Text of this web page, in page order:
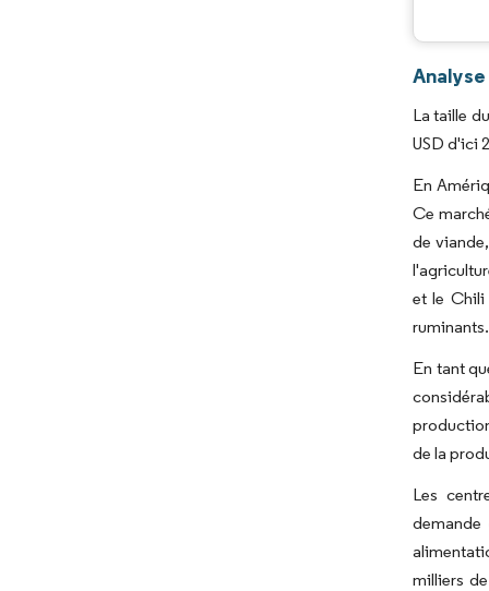
La taille
USD d'ici
En
Ce
de
et le Chili
ruminants.
En tant
de la
Les
milliers